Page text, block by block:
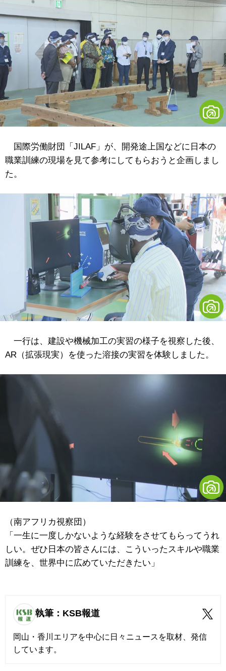
国際労働財団「JILAF」が、開発途上国などに日本の
職業訓練の現場を見て参考にしてもらおうと企画しまし
た。
一行は、建設や機械加工の実習の様子を視察した後、
AR（拡張現実）を使った溶接の実習を体験しました。
（南アフリカ視察団）
「一生に一度しかないような経験をさせてもらってうれ
しい。ぜひ日本の皆さんには、こういったスキルや職業
訓練を、世界中に広めていただきたい」
執筆：KSB報道
岡山・香川エリアを中心に日々ニュースを取材、発信
しています。